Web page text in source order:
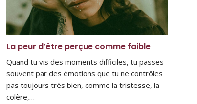
La peur d’être perçue comme faible
Quand tu vis des moments difficiles, tu passes
souvent par des émotions que tu ne contrôles
pas toujours très bien, comme la tristesse, la
colère,…